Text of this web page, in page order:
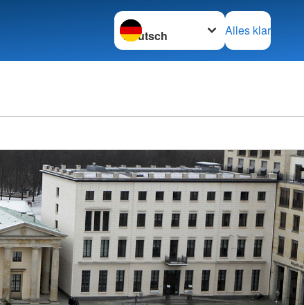
Sprache wechseln zu
Alles klar